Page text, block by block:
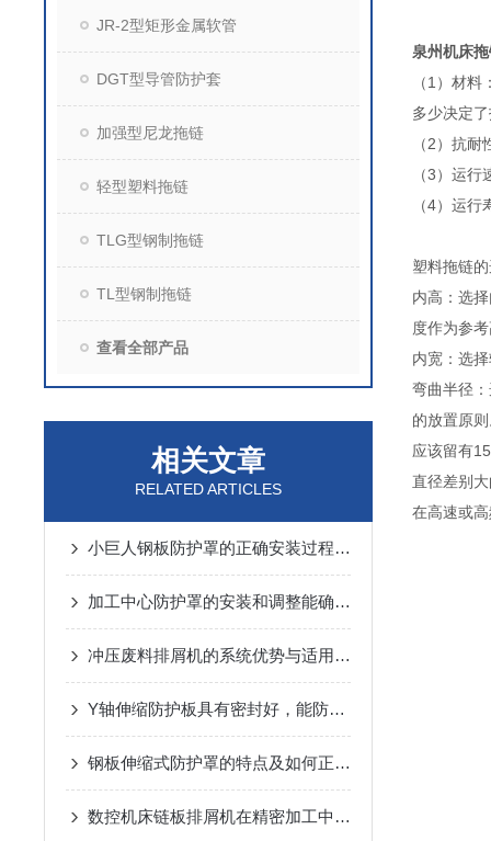
JR-2型矩形金属软管
DGT型导管防护套
加强型尼龙拖链
轻型塑料拖链
TLG型钢制拖链
TL型钢制拖链
查看全部产品
相关文章
RELATED ARTICLES
小巨人钢板防护罩的正确安装过程不学习一下吗？
加工中心防护罩的安装和调整能确保有效的防护效果
冲压废料排屑机的系统优势与适用范围说明
Y轴伸缩防护板具有密封好，能防铁屑、防冷却液等特性
钢板伸缩式防护罩的特点及如何正确安装
数控机床链板排屑机在精密加工中的应用优势说明
泉州机床
（1）材
多少决定
（2）抗
（3）运
（4）运
塑料拖
内高：选
度作为
内宽：选
弯曲半径
的放置
应该留有
直径差别
在高速或